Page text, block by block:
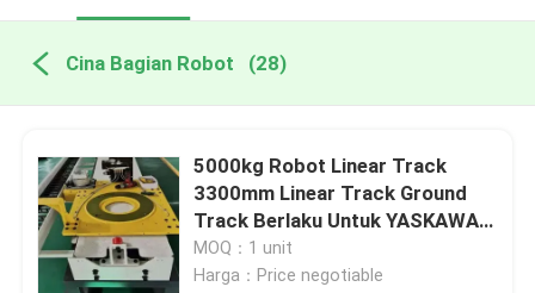
Cina Bagian Robot (28)
5000kg Robot Linear Track
3300mm Linear Track Ground
Track Berlaku Untuk YASKAWA
FANUC 6 Axis Industrial Robot
Arm
MOQ：1 unit
Harga：Price negotiable